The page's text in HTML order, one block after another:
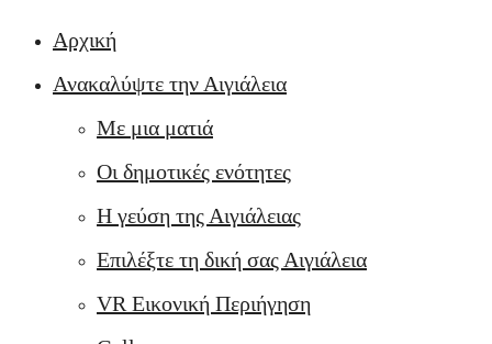
Αρχική
Ανακαλύψτε την Αιγιάλεια
Με μια ματιά
Οι δημοτικές ενότητες
Η γεύση της Αιγιάλειας
Επιλέξτε τη δική σας Αιγιάλεια
VR Εικονική Περιήγηση